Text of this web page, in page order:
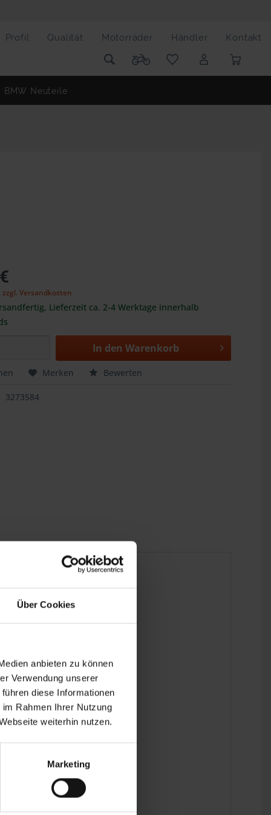
Über Cookies
anbieten zu können
Verwendung unserer
diese Informationen
Rahmen Ihrer Nutzung
weiterhin nutzen.
Marketing
Profil Qualität Motorräder Händler Kontakt
BMW Neuteile
zzgl. Versandkosten
Lieferzeit ca. 2-4 Werktage innerhalb
In den Warenkorb
Merken Bewerten
3273584